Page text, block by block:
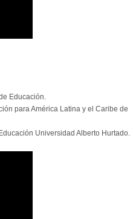
Educación.
para América Latina y el Caribe de
Universidad Alberto Hurtado.